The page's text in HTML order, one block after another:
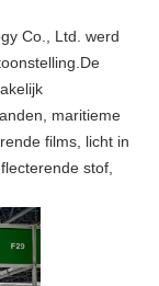
Co., Ltd. werd
maritieme
films, licht in
stof,